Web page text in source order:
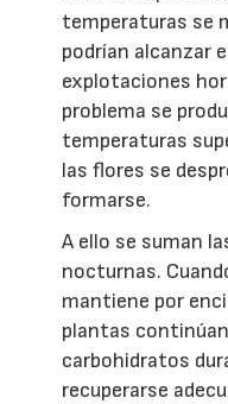
temperaturas se
podrían alcanzar
explotaciones
problema se
temperaturas
las flores se
formarse.
A ello se suman
nocturnas.
mantiene por
plantas
carbohidratos
recuperarse